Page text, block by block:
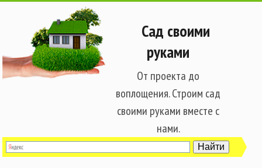
Сад своими
руками
От проекта до
воплощения. Строим сад
своими руками вместе с
нами.